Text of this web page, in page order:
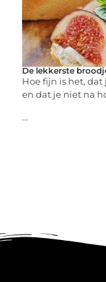
De lekkerste
Hoe fijn is het, dat
en dat je niet na
...